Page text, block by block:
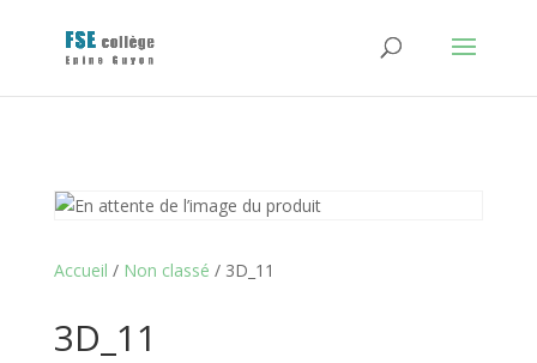
Accueil / Non classé / 3D_11
3D_11